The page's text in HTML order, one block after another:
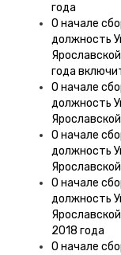
года
О начале
должность
года
О начале
должность
О начале
должность
О начале
должность
2018 года
О начале